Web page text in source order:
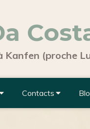
(proche
Contacts